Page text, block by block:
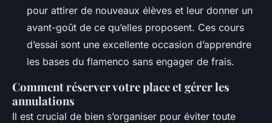
pour attirer de nouveaux élèves et leur donner un
avant-goût de ce qu’elles proposent. Ces cours
d’essai sont une excellente occasion d’apprendre
les bases du flamenco sans engager de frais.
Comment réserver votre place et gérer les
annulations
Il est crucial de bien s’organiser pour éviter toute